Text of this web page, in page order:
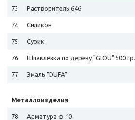
73 Растворитель 646
74 Силикон
75 Сурик
76 Шпаклевка по дереву "GLOU" 500 гр.
77 Эмаль "DUFA"
Металлоизделия
78 Арматура ф 10